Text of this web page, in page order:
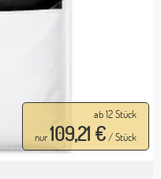
ab 12 Stück
nur109,21 €/ Stück